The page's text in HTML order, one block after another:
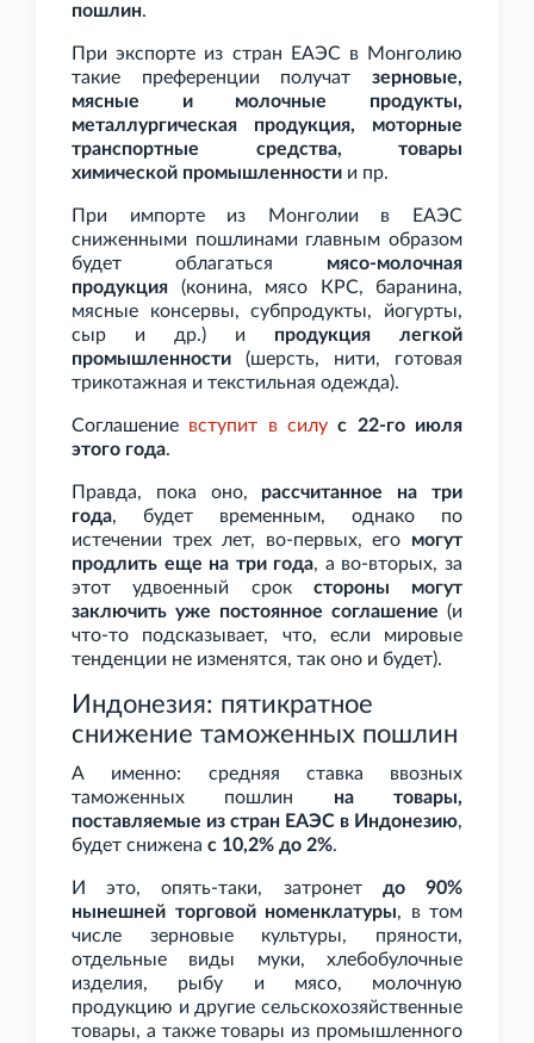
пошлин.
При экспорте из стран ЕАЭС в Монголию
такие преференции получат зерновые,
мясные и молочные продукты,
металлургическая продукция, моторные
транспортные средства, товары
химической промышленности и пр.
При импорте из Монголии в ЕАЭС
сниженными пошлинами главным образом
будет облагаться мясо-молочная
продукция (конина, мясо КРС, баранина,
мясные консервы, субпродукты, йогурты,
сыр и
др.) и продукция легкой
промышленности (шерсть, нити, готовая
трикотажная и текстильная одежда).
Соглашение вступит в силу с 22-го июля
этого года.
Правда, пока оно, рассчитанное на три
года, будет временным, однако по
истечении трех лет, во-первых, его могут
продлить еще на три года, а во-вторых, за
этот удвоенный срок стороны могут
заключить уже постоянное соглашение (и
что-то подсказывает, что, если мировые
тенденции не изменятся, так оно и будет).
Индонезия: пятикратное
снижение таможенных пошлин
А именно: средняя ставка ввозных
таможенных пошлин на товары,
поставляемые из стран ЕАЭС в Индонезию,
будет снижена с 10,2% до 2%.
И это, опять-таки, затронет до 90%
нынешней торговой номенклатуры, в том
числе зерновые культуры, пряности,
отдельные виды муки, хлебобулочные
изделия, рыбу и мясо, молочную
продукцию и другие сельскохозяйственные
товары, а также товары из промышленного